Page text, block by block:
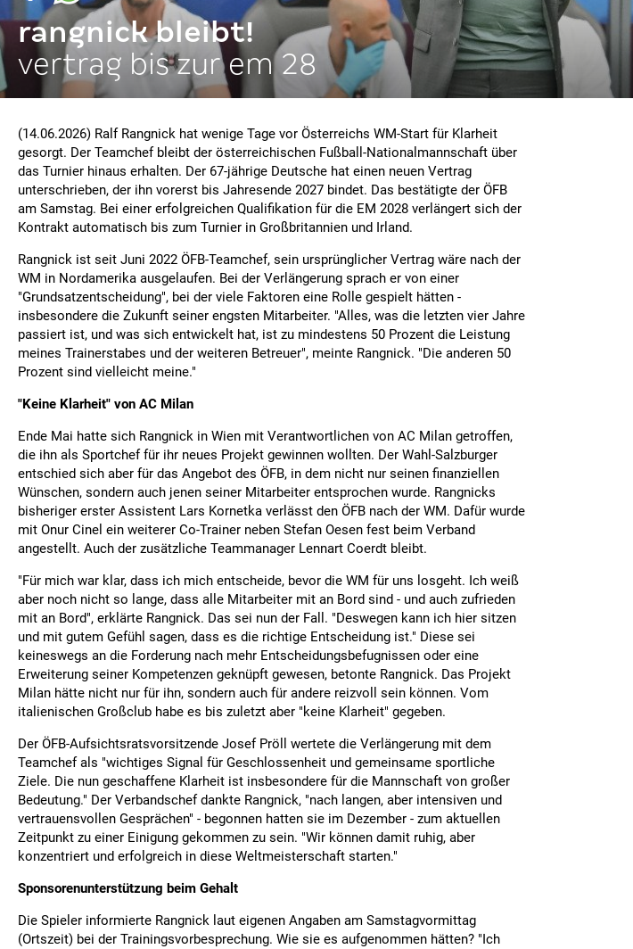
rangnick bleibt!
vertrag bis zur em 28
(14.06.2026) Ralf Rangnick hat wenige Tage vor Österreichs WM-Start für Klarheit
gesorgt. Der Teamchef bleibt der österreichischen Fußball-Nationalmannschaft über
das Turnier hinaus erhalten. Der 67-jährige Deutsche hat einen neuen Vertrag
unterschrieben, der ihn vorerst bis Jahresende 2027 bindet. Das bestätigte der ÖFB
am Samstag. Bei einer erfolgreichen Qualifikation für die EM 2028 verlängert sich der
Kontrakt automatisch bis zum Turnier in Großbritannien und Irland.
Rangnick ist seit Juni 2022 ÖFB-Teamchef, sein ursprünglicher Vertrag wäre nach der
WM in Nordamerika ausgelaufen. Bei der Verlängerung sprach er von einer
"Grundsatzentscheidung", bei der viele Faktoren eine Rolle gespielt hätten -
insbesondere die Zukunft seiner engsten Mitarbeiter. "Alles, was die letzten vier Jahre
passiert ist, und was sich entwickelt hat, ist zu mindestens 50 Prozent die Leistung
meines Trainerstabes und der weiteren Betreuer", meinte Rangnick. "Die anderen 50
Prozent sind vielleicht meine."
"Keine Klarheit" von AC Milan
Ende Mai hatte sich Rangnick in Wien mit Verantwortlichen von AC Milan getroffen,
die ihn als Sportchef für ihr neues Projekt gewinnen wollten. Der Wahl-Salzburger
entschied sich aber für das Angebot des ÖFB, in dem nicht nur seinen finanziellen
Wünschen, sondern auch jenen seiner Mitarbeiter entsprochen wurde. Rangnicks
bisheriger erster Assistent Lars Kornetka verlässt den ÖFB nach der WM. Dafür wurde
mit Onur Cinel ein weiterer Co-Trainer neben Stefan Oesen fest beim Verband
angestellt. Auch der zusätzliche Teammanager Lennart Coerdt bleibt.
"Für mich war klar, dass ich mich entscheide, bevor die WM für uns losgeht. Ich weiß
aber noch nicht so lange, dass alle Mitarbeiter mit an Bord sind - und auch zufrieden
mit an Bord", erklärte Rangnick. Das sei nun der Fall. "Deswegen kann ich hier sitzen
und mit gutem Gefühl sagen, dass es die richtige Entscheidung ist." Diese sei
keineswegs an die Forderung nach mehr Entscheidungsbefugnissen oder eine
Erweiterung seiner Kompetenzen geknüpft gewesen, betonte Rangnick. Das Projekt
Milan hätte nicht nur für ihn, sondern auch für andere reizvoll sein können. Vom
italienischen Großclub habe es bis zuletzt aber "keine Klarheit" gegeben.
Der ÖFB-Aufsichtsratsvorsitzende Josef Pröll wertete die Verlängerung mit dem
Teamchef als "wichtiges Signal für Geschlossenheit und gemeinsame sportliche
Ziele. Die nun geschaffene Klarheit ist insbesondere für die Mannschaft von großer
Bedeutung." Der Verbandschef dankte Rangnick, "nach langen, aber intensiven und
vertrauensvollen Gesprächen" - begonnen hatten sie im Dezember - zum aktuellen
Zeitpunkt zu einer Einigung gekommen zu sein. "Wir können damit ruhig, aber
konzentriert und erfolgreich in diese Weltmeisterschaft starten."
Sponsorenunterstützung beim Gehalt
Die Spieler informierte Rangnick laut eigenen Angaben am Samstagvormittag
(Ortszeit) bei der Trainingsvorbesprechung. Wie sie es aufgenommen hätten? "Ich